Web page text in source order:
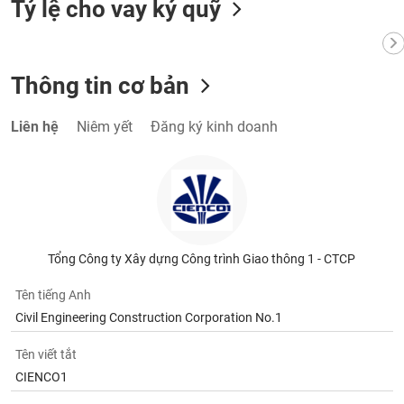
Tỷ lệ cho vay ký quỹ
Thông tin cơ bản
Liên hệ Niêm yết Đăng ký kinh doanh
Tổng Công ty Xây dựng Công trình Giao thông 1 - CTCP
Tên tiếng Anh
Civil Engineering Construction Corporation No.1
Tên viết tắt
CIENCO1